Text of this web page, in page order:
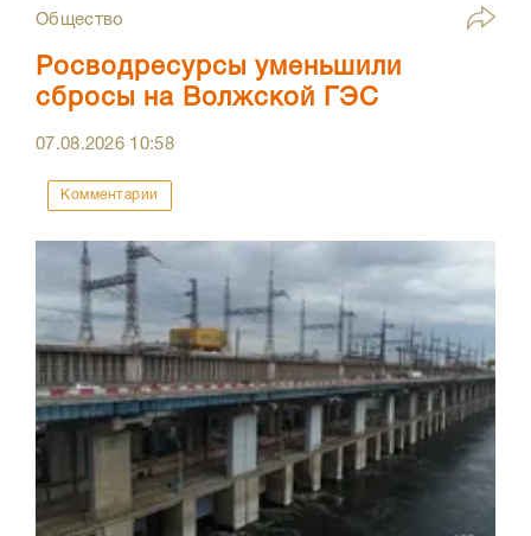
Общество
Росводресурсы уменьшили
сбросы на Волжской ГЭС
07.08.2026 10:58
Комментарии